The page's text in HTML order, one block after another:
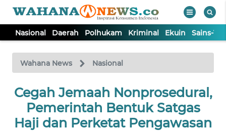
Nasional Daerah Polhukam Kriminal Ekuin Sains-
Wahana News Nasional
Cegah Jemaah Nonprosedural,
Pemerintah Bentuk Satgas
Haji dan Perketat Pengawasan
TV
Tutup
NASIONAL
DAERAH